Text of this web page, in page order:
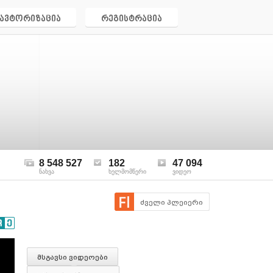
ავტორიზაცია რეგისტრაცია
8 548 527
ნახვა
182
ხელმომწერი
47 094
ვიდეო
ძველი პლეიერი
მსგავსი ვიდეოები